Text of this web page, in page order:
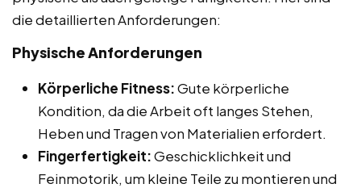
die detaillierten Anforderungen:
Physische Anforderungen
Körperliche Fitness:Gute körperliche
Kondition, da die Arbeit oft langes Stehen,
Heben und Tragen von Materialien erfordert.
Fingerfertigkeit:Geschicklichkeit und
Feinmotorik, um kleine Teile zu montieren und